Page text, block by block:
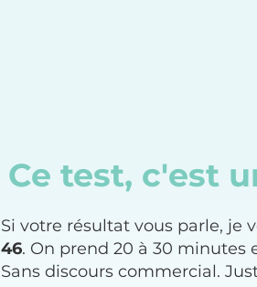
Ce test, c'est
Si votre résultat vous parle, je
46. On prend 20 à 30 minutes
Sans discours commercial.